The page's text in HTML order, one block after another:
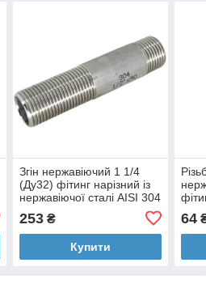
Згін нержавіючий 1 1/4
(Ду32) фітинг нарізний із
нержавіючої сталі AISI 304
253₴
Купити
64